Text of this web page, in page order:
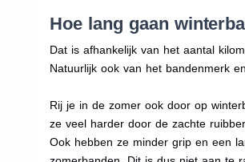
Hoe lang gaan
Dat is afhankelijk van het aantal
Natuurlijk ook van het bandenmerk
Rij je in de zomer ook door op
ze veel harder door de zachte
Ook hebben ze minder grip en een